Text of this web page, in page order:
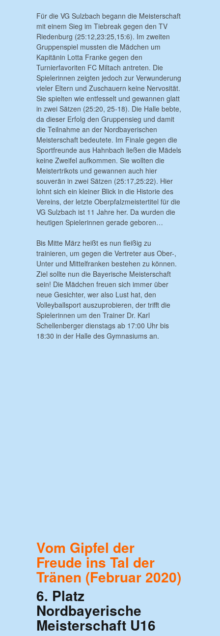
Für die VG Sulzbach begann die Meisterschaft
mit einem Sieg im Tiebreak gegen den TV
Riedenburg (25:12,23:25,15:6). Im zweiten
Gruppenspiel mussten die Mädchen um
Kapitänin Lotta Franke gegen den
Turnierfavoriten FC Miltach antreten. Die
Spielerinnen zeigten jedoch zur Verwunderung
vieler Eltern und Zuschauern keine Nervosität.
Sie spielten wie entfesselt und gewannen glatt
in zwei Sätzen (25:20, 25-18). Die Halle bebte,
da dieser Erfolg den Gruppensieg und damit
die Teilnahme an der Nordbayerischen
Meisterschaft bedeutete. Im Finale gegen die
Sportfreunde aus Hahnbach ließen die Mädels
keine Zweifel aufkommen. Sie wollten die
Meistertrikots und gewannen auch hier
souverän in zwei Sätzen (25:17,25:22). Hier
lohnt sich ein kleiner Blick in die Historie des
Vereins, der letzte Oberpfalzmeistertitel für die
VG Sulzbach ist 11 Jahre her. Da wurden die
heutigen Spielerinnen gerade geboren…
Bis Mitte März heißt es nun fleißig zu
trainieren, um gegen die Vertreter aus Ober-,
Unter und Mittelfranken bestehen zu können.
Ziel sollte nun die Bayerische Meisterschaft
sein! Die Mädchen freuen sich immer über
neue Gesichter, wer also Lust hat, den
Volleyballsport auszuprobieren, der trifft die
Spielerinnen um den Trainer Dr. Karl
Schellenberger dienstags ab 17:00 Uhr bis
18:30 in der Halle des Gymnasiums an.
Vom Gipfel der
Freude ins Tal der
Tränen (Februar 2020)
6. Platz
Nordbayerische
Meisterschaft U16